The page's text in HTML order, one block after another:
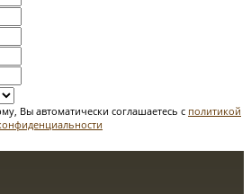
Вы автоматически соглашаетесь с политикой